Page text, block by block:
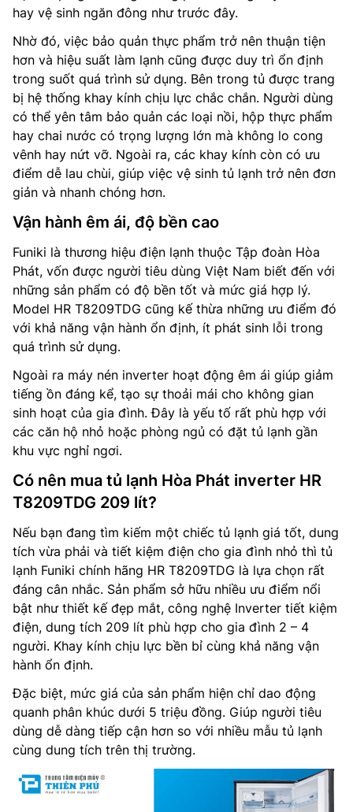
hay vệ sinh ngăn đông như trước đây.
Nhờ đó, việc bảo quản thực phẩm trở nên thuận tiện
hơn và hiệu suất làm lạnh cũng được duy trì ổn định
trong suốt quá trình sử dụng. Bên trong tủ được trang
bị hệ thống khay kính chịu lực chắc chắn. Người dùng
có thể yên tâm bảo quản các loại nồi, hộp thực phẩm
hay chai nước có trọng lượng lớn mà không lo cong
vênh hay nứt vỡ. Ngoài ra, các khay kính còn có ưu
điểm dễ lau chùi, giúp việc vệ sinh tủ lạnh trở nên đơn
giản và nhanh chóng hơn.
Vận hành êm ái, độ bền cao
Funiki là thương hiệu điện lạnh thuộc Tập đoàn Hòa
Phát, vốn được người tiêu dùng Việt Nam biết đến với
những sản phẩm có độ bền tốt và mức giá hợp lý.
Model HR T8209TDG cũng kế thừa những ưu điểm đó
với khả năng vận hành ổn định, ít phát sinh lỗi trong
quá trình sử dụng.
Ngoài ra máy nén inverter hoạt động êm ái giúp giảm
tiếng ồn đáng kể, tạo sự thoải mái cho không gian
sinh hoạt của gia đình. Đây là yếu tố rất phù hợp với
các căn hộ nhỏ hoặc phòng ngủ có đặt tủ lạnh gần
khu vực nghỉ ngơi.
Có nên mua tủ lạnh Hòa Phát inverter HR
T8209TDG 209 lít?
Nếu bạn đang tìm kiếm một chiếc tủ lạnh giá tốt, dung
tích vừa phải và tiết kiệm điện cho gia đình nhỏ thì tủ
lạnh Funiki chính hãng HR T8209TDG là lựa chọn rất
đáng cân nhắc. Sản phẩm sở hữu nhiều ưu điểm nổi
bật như thiết kế đẹp mắt, công nghệ Inverter tiết kiệm
điện, dung tích 209 lít phù hợp cho gia đình 2 – 4
người. Khay kính chịu lực bền bỉ cùng khả năng vận
hành ổn định.
Đặc biệt, mức giá của sản phẩm hiện chỉ dao động
quanh phân khúc dưới 5 triệu đồng. Giúp người tiêu
dùng dễ dàng tiếp cận hơn so với nhiều mẫu tủ lạnh
cùng dung tích trên thị trường.